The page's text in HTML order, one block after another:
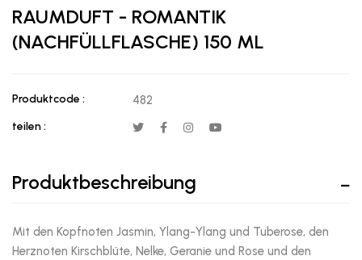
RAUMDUFT - ROMANTIK
(NACHFÜLLFLASCHE) 150 ML
Produktcode : 482
teilen :
Produktbeschreibung
Mit den Kopfnoten Jasmin, Ylang-Ylang und Tuberose, den
Herznoten Kirschblüte, Nelke, Geranie und Rose und den